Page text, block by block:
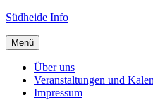
Zum
springen
Südheide Info
Menü
Über uns
Veranstaltungen und
Impressum